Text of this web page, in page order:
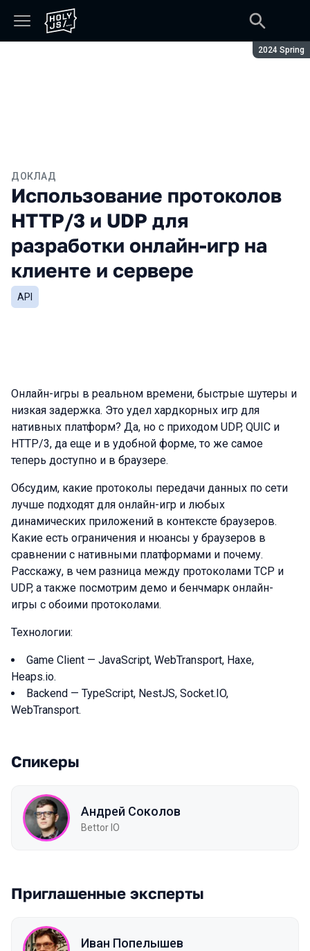
Сезон:
2024 Spring
ДОКЛАД
Использование протоколов
HTTP/3 и UDP для
разработки онлайн-игр на
клиенте и сервере
API
Онлайн-игры в реальном времени, быстрые шутеры и
низкая задержка. Это удел хардкорных игр для
нативных платформ? Да, но с приходом UDP, QUIC и
HTTP/3, да еще и в удобной форме, то же самое
теперь доступно и в браузере.
Обсудим, какие протоколы передачи данных по сети
лучше подходят для онлайн-игр и любых
динамических приложений в контексте браузеров.
Какие есть ограничения и нюансы у браузеров в
сравнении с нативными платформами и почему.
Расскажу, в чем разница между протоколами TCP и
UDP, а также посмотрим демо и бенчмарк онлайн-
игры с обоими протоколами.
Технологии:
Game Client — JavaScript, WebTransport, Haxe,
Heaps.io.
Backend — TypeScript, NestJS, Socket.IO,
WebTransport.
Спикеры
Андрей Соколов
Bettor IO
Приглашенные эксперты
Иван Попелышев